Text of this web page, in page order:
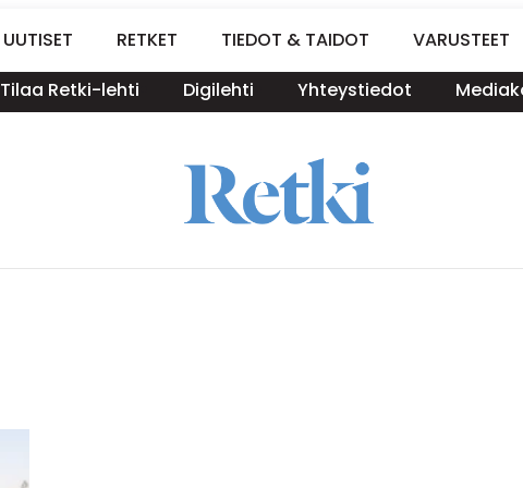
UUTISET RETKET TIEDOT & TAIDOT VARUSTEET
Tilaa Retki-lehti
Digilehti Yhteystiedot